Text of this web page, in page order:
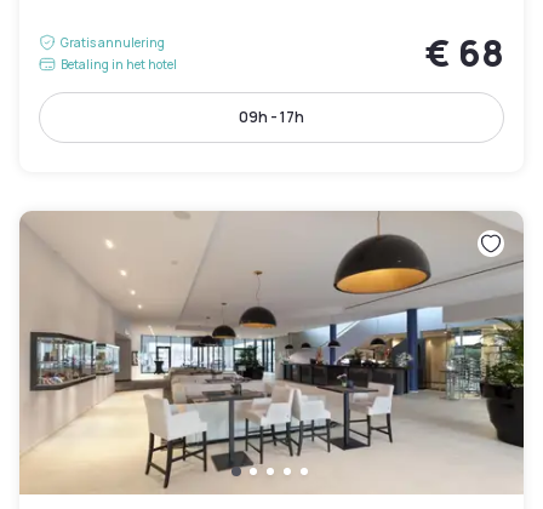
Gratis annulering
Betaling in het hotel
€ 68
09h - 17h